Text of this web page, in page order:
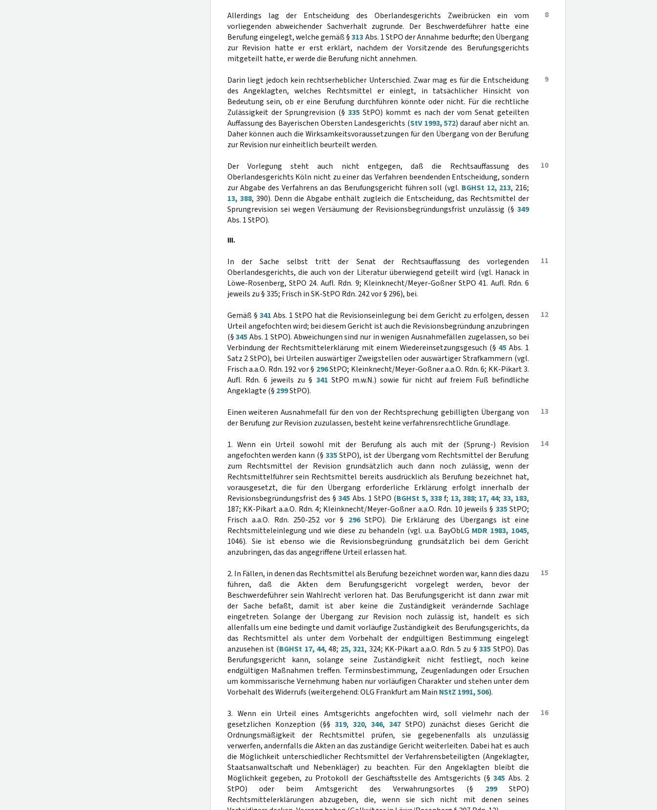
8
Allerdings lag der Entscheidung des Oberlandesgerichts Zweibrücken ein vom
vorliegenden abweichender Sachverhalt zugrunde. Der Beschwerdeführer hatte eine
Berufung eingelegt, welche gemäß §313Abs. 1 StPO der Annahme bedurfte; den Übergang
zur Revision hatte er erst erklärt, nachdem der Vorsitzende des Berufungsgerichts
mitgeteilt hatte, er werde die Berufung nicht annehmen.
9
Darin liegt jedoch kein rechtserheblicher Unterschied. Zwar mag es für die Entscheidung
des Angeklagten, welches Rechtsmittel er einlegt, in tatsächlicher Hinsicht von
Bedeutung sein, ob er eine Berufung durchführen könnte oder nicht. Für die rechtliche
Zulässigkeit der Sprungrevision (§ 335StPO) kommt es nach der vom Senat geteilten
Auffassung des Bayerischen Obersten Landesgerichts (StV 1993, 572) darauf aber nicht an.
Daher können auch die Wirksamkeitsvoraussetzungen für den Übergang von der Berufung
zur Revision nur einheitlich beurteilt werden.
10
Der Vorlegung steht auch nicht entgegen, daß die Rechtsauffassung des
Oberlandesgerichts Köln nicht zu einer das Verfahren beendenden Entscheidung, sondern
zur Abgabe des Verfahrens an das Berufungsgericht führen soll (vgl. BGHSt 12, 213, 216;
13, 388, 390). Denn die Abgabe enthält zugleich die Entscheidung, das Rechtsmittel der
Sprungrevision sei wegen Versäumung der Revisionsbegründungsfrist unzulässig (§ 349
Abs. 1 StPO).
III.
11
In der Sache selbst tritt der Senat der Rechtsauffassung des vorlegenden
Oberlandesgerichts, die auch von der Literatur überwiegend geteilt wird (vgl. Hanack in
Löwe-Rosenberg, StPO 24. Aufl. Rdn. 9; Kleinknecht/Meyer-Goßner StPO 41. Aufl. Rdn. 6
jeweils zu § 335; Frisch in SK-StPO Rdn. 242 vor § 296), bei.
12
Gemäß § 341 Abs. 1 StPO hat die Revisionseinlegung bei dem Gericht zu erfolgen, dessen
Urteil angefochten wird; bei diesem Gericht ist auch die Revisionsbegründung anzubringen
(§345Abs. 1 StPO). Abweichungen sind nur in wenigen Ausnahmefällen zugelassen, so bei
Verbindung der Rechtsmittelerklärung mit einem Wiedereinsetzungsgesuch (§ 45Abs. 1
Satz 2 StPO), bei Urteilen auswärtiger Zweigstellen oder auswärtiger Strafkammern (vgl.
Frisch a.a.O. Rdn. 192 vor § 296StPO; Kleinknecht/Meyer-Goßner a.a.O. Rdn. 6; KK-Pikart 3.
Aufl. Rdn. 6 jeweils zu § 341 StPO m.w.N.) sowie für nicht auf freiem Fuß befindliche
Angeklagte (§ 299StPO).
13
Einen weiteren Ausnahmefall für den von der Rechtsprechung gebilligten Übergang von
der Berufung zur Revision zuzulassen, besteht keine verfahrensrechtliche Grundlage.
14
1. Wenn ein Urteil sowohl mit der Berufung als auch mit der (Sprung-) Revision
angefochten werden kann (§ 335StPO), ist der Übergang vom Rechtsmittel der Berufung
zum Rechtsmittel der Revision grundsätzlich auch dann noch zulässig, wenn der
Rechtsmittelführer sein Rechtsmittel bereits ausdrücklich als Berufung bezeichnet hat,
vorausgesetzt, die für den Übergang erforderliche Erklärung erfolgt innerhalb der
Revisionsbegründungsfrist des §345 Abs. 1 StPO (BGHSt 5, 338f; 13, 388; 17, 44; 33, 183,
187; KK-Pikart a.a.O. Rdn. 4; Kleinknecht/Meyer-Goßner a.a.O. Rdn. 10 jeweils § 335StPO;
Frisch a.a.O. Rdn. 250-252 vor § 296StPO). Die Erklärung des Übergangs ist eine
Rechtsmitteleinlegung und wie diese zu behandeln (vgl. u.a. BayObLG MDR 1983, 1045,
1046). Sie ist ebenso wie die Revisionsbegründung grundsätzlich bei dem Gericht
anzubringen, das das angegriffene Urteil erlassen hat.
15
2. In Fällen, in denen das Rechtsmittel als Berufung bezeichnet worden war, kann dies dazu
führen, daß die Akten dem Berufungsgericht vorgelegt werden, bevor der
Beschwerdeführer sein Wahlrecht verloren hat. Das Berufungsgericht ist dann zwar mit
der Sache befaßt, damit ist aber keine die Zuständigkeit verändernde Sachlage
eingetreten. Solange der Übergang zur Revision noch zulässig ist, handelt es sich
allenfalls um eine bedingte und damit vorläufige Zuständigkeit des Berufungsgerichts, da
das Rechtsmittel als unter dem Vorbehalt der endgültigen Bestimmung eingelegt
anzusehen ist (BGHSt 17, 44, 48; 25, 321, 324; KK-Pikart a.a.O. Rdn. 5 zu §335 StPO). Das
Berufungsgericht kann, solange seine Zuständigkeit nicht festliegt, noch keine
endgültigen Maßnahmen treffen. Terminsbestimmung, Zeugenladungen oder Ersuchen
um kommissarische Vernehmung haben nur vorläufigen Charakter und stehen unter dem
Vorbehalt des Widerrufs (weitergehend: OLG Frankfurt am Main NStZ 1991, 506).
16
3. Wenn ein Urteil eines Amtsgerichts angefochten wird, soll vielmehr nach der
gesetzlichen Konzeption (§§ 319, 320, 346, 347StPO) zunächst dieses Gericht die
Ordnungsmäßigkeit der Rechtsmittel prüfen, sie gegebenenfalls als unzulässig
verwerfen, andernfalls die Akten an das zuständige Gericht weiterleiten. Dabei hat es auch
die Möglichkeit unterschiedlicher Rechtsmittel der Verfahrensbeteiligten (Angeklagter,
Staatsanwaltschaft und Nebenkläger) zu beachten. Für den Angeklagten bleibt die
Möglichkeit gegeben, zu Protokoll der Geschäftsstelle des Amtsgerichts (§345 Abs. 2
StPO) oder beim Amtsgericht des Verwahrungsortes (§ 299StPO)
Rechtsmittelerklärungen abzugeben, die, wenn sie sich nicht mit denen seines